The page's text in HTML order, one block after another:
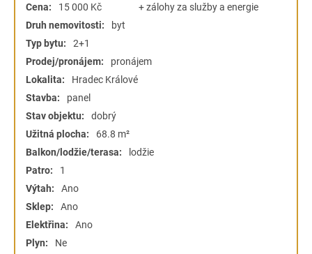
Cena: 15 000 Kč
+ zálohy za služby a energie
Druh nemovitosti:
byt
Typ bytu:
2+1
Prodej/pronájem:
pronájem
Lokalita:
Hradec Králové
Stavba:
panel
Stav objektu:
dobrý
Užitná plocha:
68.8 m²
Balkon/lodžie/terasa:
lodžie
Patro:
1
Výtah:
Ano
Sklep:
Ano
Elektřina:
Ano
Plyn:
Ne